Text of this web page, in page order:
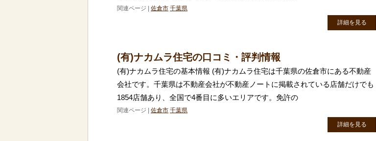
関連ページ | 佐倉市 千葉県
詳細を見る
(有)ナカムラ住宅の口コミ・評判情報
(有)ナカムラ住宅の基本情報 (有)ナカムラ住宅は千葉県の佐倉市にある不動産
会社です。千葉県は不動産会社が不動産ノートに掲載されている店舗だけでも
1854店舗あり、全国で4番目に多いエリアです。免許の
関連ページ | 佐倉市 千葉県
詳細を見る